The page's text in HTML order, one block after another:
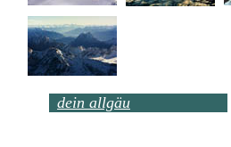
dein allgäu